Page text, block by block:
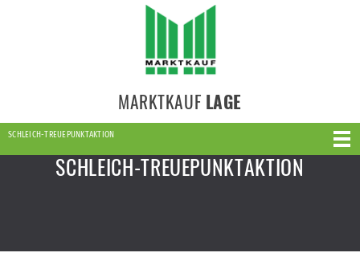
MARKTKAUF LAGE
SCHLEICH-TREUEPUNKTAKTION
SCHLEICH-TREUEPUNKTAKTION